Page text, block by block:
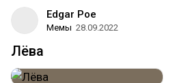
Edgar Poe
Мемы 28.09.2022
Лёва